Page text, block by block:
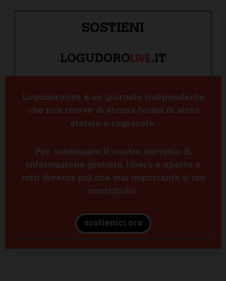
SOSTIENI
LOGUDOROLIVE.IT
Logudorolive è un giornale indipendente
che non riceve di alcuna forma di aiuto
statale o regionale.
Per continuare il nostro servizio di
informazione gratuito, libero e aperto a
tutti diventa più che mai importante il tuo
contributo.
sostienici ora